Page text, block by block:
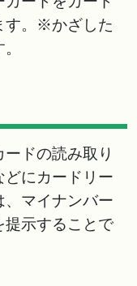
す。※かざした
ドの読み取り
にカードリー
、マイナンバー
提示することで